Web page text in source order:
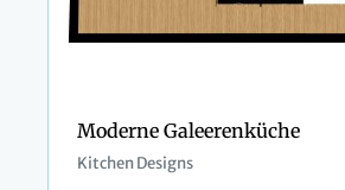
Moderne Galeerenküche
Kitchen Designs